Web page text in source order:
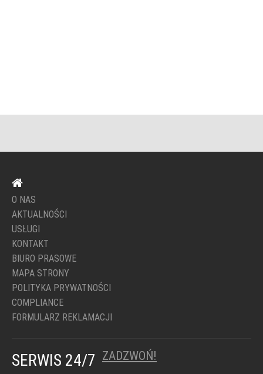
O NAS
AKTUALNOŚCI
USŁUGI
KONTAKT
BIURO PRASOWE
MAPA STRONY
POLITYKA PRYWATNOŚCI
COMPLIANCE
FORMULARZ REKLAMACJI
SERWIS 24/7 ZADZWOŃ!